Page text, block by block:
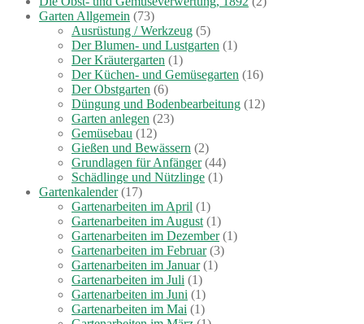
Garten Allgemein (73)
Ausrüstung / Werkzeug (5)
Der Blumen- und Lustgarten (1)
Der Kräutergarten (1)
Der Küchen- und Gemüsegarten (16)
Der Obstgarten (6)
Düngung und Bodenbearbeitung (12)
Garten anlegen (23)
Gemüsebau (12)
Gießen und Bewässern (2)
Grundlagen für Anfänger(44)
Schädlinge und Nützlinge (1)
Gartenkalender(17)
Gartenarbeiten im April (1)
Gartenarbeiten im August (1)
Gartenarbeiten im Dezember(1)
Gartenarbeiten im Februar(3)
Gartenarbeiten im Januar(1)
Gartenarbeiten im Juli (1)
Gartenarbeiten im Juni (1)
Gartenarbeiten im Mai (1)